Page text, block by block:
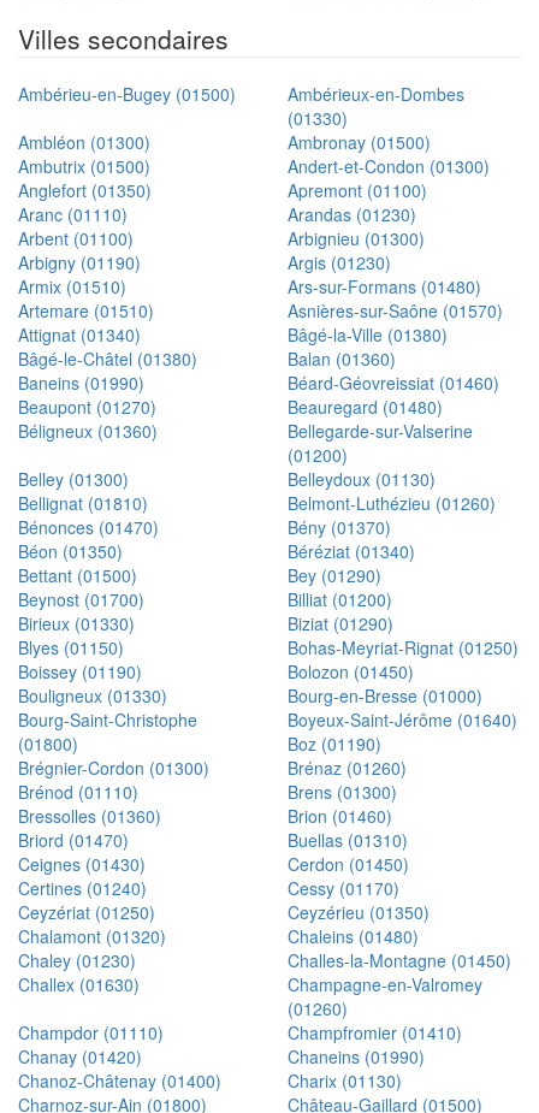
Villes secondaires
Ambérieu-en-Bugey (01500)
Ambérieux-en-Dombes
(01330)
Ambléon (01300)
Ambronay (01500)
Ambutrix (01500)
Andert-et-Condon (01300)
Anglefort (01350)
Apremont (01100)
Aranc (01110)
Arandas (01230)
Arbent (01100)
Arbignieu (01300)
Arbigny (01190)
Argis (01230)
Armix (01510)
Ars-sur-Formans (01480)
Artemare (01510)
Asnières-sur-Saône (01570)
Attignat (01340)
Bâgé-la-Ville (01380)
Bâgé-le-Châtel (01380)
Balan (01360)
Baneins (01990)
Béard-Géovreissiat (01460)
Beaupont (01270)
Beauregard (01480)
Béligneux (01360)
Bellegarde-sur-Valserine
(01200)
Belley (01300)
Belleydoux (01130)
Bellignat (01810)
Belmont-Luthézieu (01260)
Bénonces (01470)
Bény (01370)
Béon (01350)
Béréziat (01340)
Bettant (01500)
Bey (01290)
Beynost (01700)
Billiat (01200)
Birieux (01330)
Biziat (01290)
Blyes (01150)
Bohas-Meyriat-Rignat (01250)
Boissey (01190)
Bolozon (01450)
Bouligneux (01330)
Bourg-en-Bresse (01000)
Bourg-Saint-Christophe
(01800)
Boyeux-Saint-Jérôme (01640)
Boz (01190)
Brégnier-Cordon (01300)
Brénaz (01260)
Brénod (01110)
Brens (01300)
Bressolles (01360)
Brion (01460)
Briord (01470)
Buellas (01310)
Ceignes (01430)
Cerdon (01450)
Certines (01240)
Cessy (01170)
Ceyzériat (01250)
Ceyzérieu (01350)
Chalamont (01320)
Chaleins (01480)
Chaley (01230)
Challes-la-Montagne (01450)
Challex (01630)
Champagne-en-Valromey
(01260)
Champdor (01110)
Champfromier (01410)
Chanay (01420)
Chaneins (01990)
Chanoz-Châtenay (01400)
Charix (01130)
Charnoz-sur-Ain (01800)
Château-Gaillard (01500)